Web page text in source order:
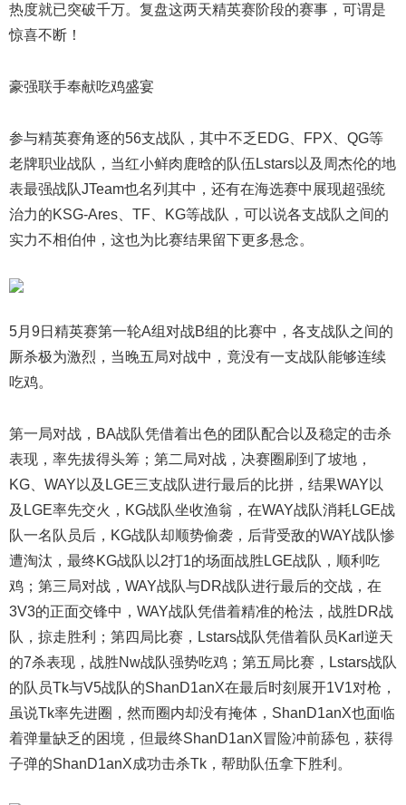
热度就已突破千万。复盘这两天精英赛阶段的赛事，可谓是
惊喜不断！
豪强联手奉献吃鸡盛宴
参与精英赛角逐的56支战队，其中不乏EDG、FPX、QG等
老牌职业战队，当红小鲜肉鹿晗的队伍Lstars以及周杰伦的地
表最强战队JTeam也名列其中，还有在海选赛中展现超强统
治力的KSG-Ares、TF、KG等战队，可以说各支战队之间的
实力不相伯仲，这也为比赛结果留下更多悬念。
5月9日精英赛第一轮A组对战B组的比赛中，各支战队之间的
厮杀极为激烈，当晚五局对战中，竟没有一支战队能够连续
吃鸡。
第一局对战，BA战队凭借着出色的团队配合以及稳定的击杀
表现，率先拔得头筹；第二局对战，决赛圈刷到了坡地，
KG、WAY以及LGE三支战队进行最后的比拼，结果WAY以
及LGE率先交火，KG战队坐收渔翁，在WAY战队消耗LGE战
队一名队员后，KG战队却顺势偷袭，后背受敌的WAY战队惨
遭淘汰，最终KG战队以2打1的场面战胜LGE战队，顺利吃
鸡；第三局对战，WAY战队与DR战队进行最后的交战，在
3V3的正面交锋中，WAY战队凭借着精准的枪法，战胜DR战
队，掠走胜利；第四局比赛，Lstars战队凭借着队员Karl逆天
的7杀表现，战胜Nw战队强势吃鸡；第五局比赛，Lstars战队
的队员Tk与V5战队的ShanD1anX在最后时刻展开1V1对枪，
虽说Tk率先进圈，然而圈内却没有掩体，ShanD1anX也面临
着弹量缺乏的困境，但最终ShanD1anX冒险冲前舔包，获得
子弹的ShanD1anX成功击杀Tk，帮助队伍拿下胜利。